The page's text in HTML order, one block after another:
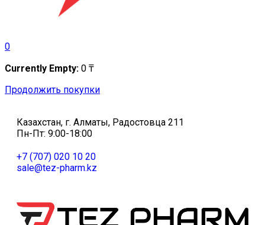
0
Currently Empty: 0 ₸
Продолжить покупки
Казахстан, г. Алматы, Радостовца 211
Пн-Пт: 9:00-18:00
+7 (707) 020 10 20
sale@tez-pharm.kz